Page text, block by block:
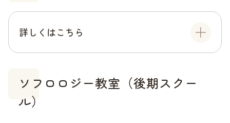
詳しくはこちら
ソフロロジー教室（後期スクー
ル）